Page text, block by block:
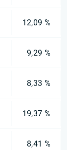
12,09 %
9,29 %
8,33 %
19,37 %
8,41 %